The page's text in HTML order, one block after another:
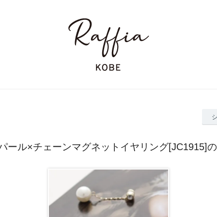
ール×チェーンマグネットイヤリング[JC1915]